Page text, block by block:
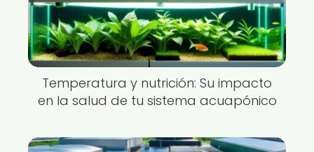
Temperatura y nutrición: Su impacto
en la salud de tu sistema acuapónico